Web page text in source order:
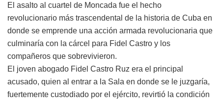
El asalto al cuartel de Moncada fue el hecho
revolucionario más trascendental de la historia de Cuba en
donde se emprende una acción armada revolucionaria que
culminaría con la cárcel para Fidel Castro y los
compañeros que sobrevivieron.
El joven abogado Fidel Castro Ruz era el principal
acusado, quien al entrar a la Sala en donde se le juzgaría,
fuertemente custodiado por el ejército, revirtió la condición